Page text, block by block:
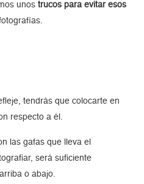
unostrucos para evitar esos
tendrás que colocarte en
respecto a él.
las gafas que lleva el
será suficiente
o abajo.